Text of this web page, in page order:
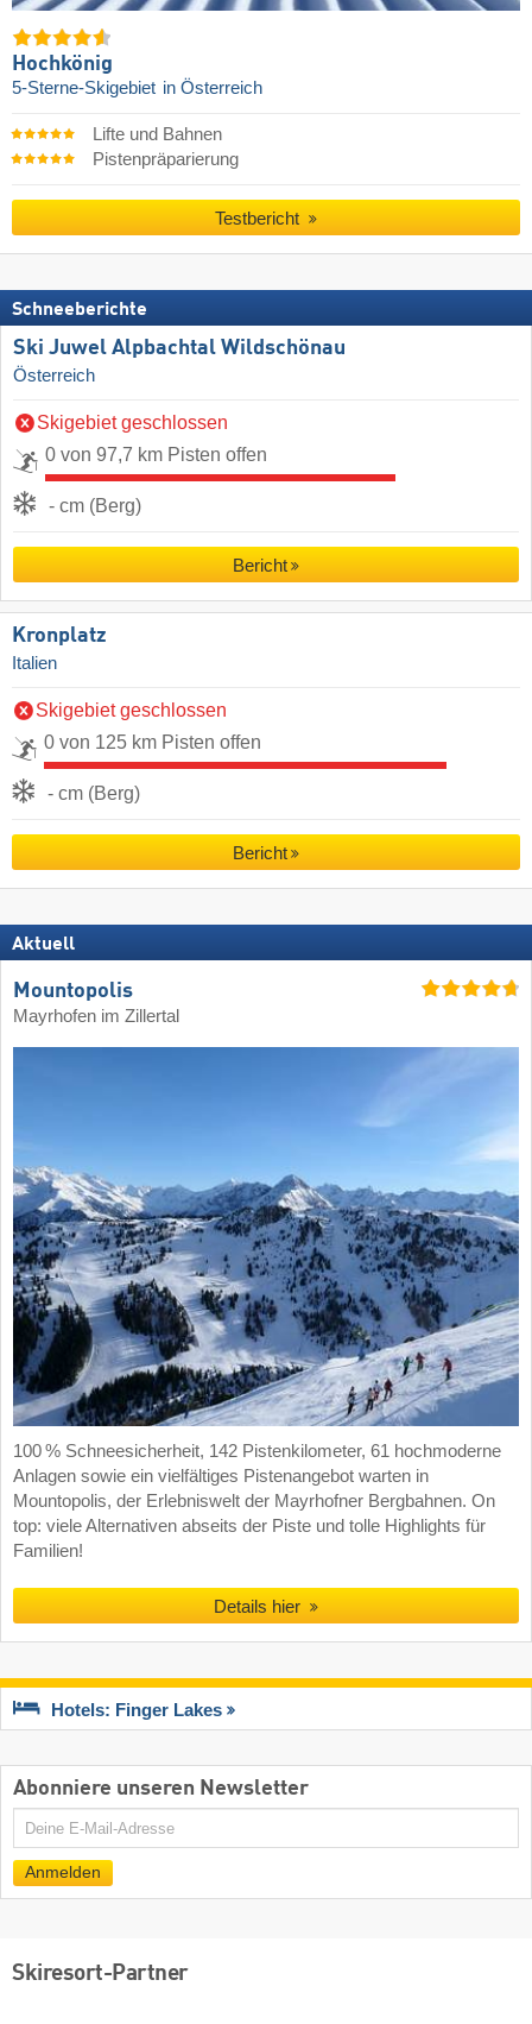
Hochkönig
5-Sterne-Skigebiet in Österreich
Lifte und Bahnen
Pistenpräparierung
Testbericht
Schneeberichte
Ski Juwel Alpbachtal Wildschönau
Österreich
Skigebiet geschlossen
0 von 97,7 km Pisten offen
- cm (Berg)
Bericht
Kronplatz
Italien
Skigebiet geschlossen
0 von 125 km Pisten offen
- cm (Berg)
Bericht
Aktuell
Mountopolis
Mayrhofen im Zillertal
100 % Schneesicherheit, 142 Pistenkilometer, 61 hochmoderne
Anlagen sowie ein vielfältiges Pistenangebot warten in
Mountopolis, der Erlebniswelt der Mayrhofner Bergbahnen. On
top: viele Alternativen abseits der Piste und tolle Highlights für
Familien!
Details hier
Hotels: Finger Lakes
Abonniere unseren Newsletter
E-
Anmelden
Skiresort-Partner